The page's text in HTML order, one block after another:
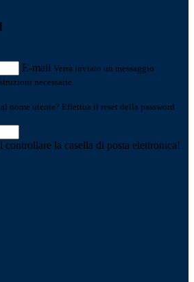
E-mail Verrà inviato un messaggio
necessarie.
nome utente? Effettua il reset della password
la casella di posta elettronica!